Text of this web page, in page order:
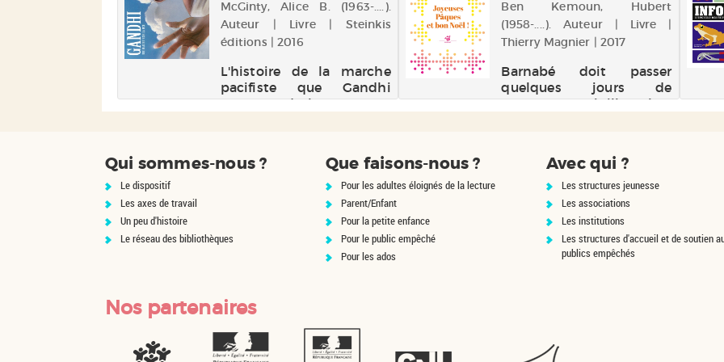
McGinty, Alice B. (1963-....).
Auteur | Livre | Steinkis
éditions | 2016
L'histoire de la marche
pacifiste que Gandhi
entreprend le 12 mars
que le Royaume-Uni
impose aux Indiens. Au fil
400 kilomètres parcourus
en vingt-quatre jours, il
est rejoint par de...
Ben Kemoun, Hubert
(1958-....). Auteur | Livre |
Thierry Magnier | 2017
Barnabé doit passer
quelques jours de
vacances en juillet chez
repos. Il se souvient à
peine de cette vieille
dame et celle-ci s'obstine
à vouloir organiser
Pâques, la Chandeleur...
Qui sommes-nous ?
Le dispositif
Les axes de travail
Un peu d'histoire
Le réseau des bibliothèques
Que faisons-nous ?
Pour les adultes éloignés de la lecture
Parent/Enfant
Pour la petite enfance
Pour le public empêché
Pour les ados
Avec qui ?
Les structures jeunesse
Les associations
Les institutions
Les structures d'accueil et de soutien
publics empêchés
Nos partenaires